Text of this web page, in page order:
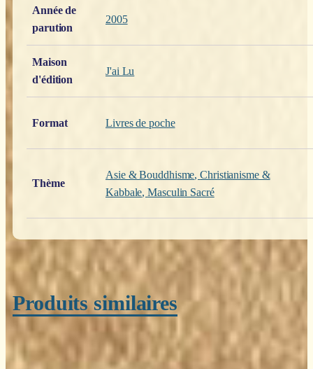
Poids
Année de
parution
2005
Maison
d'édition
J'ai Lu
Format Livres de poche
Thème
Asie & Bouddhisme,Christianisme &
Kabbale,Masculin Sacré
Produits similaires